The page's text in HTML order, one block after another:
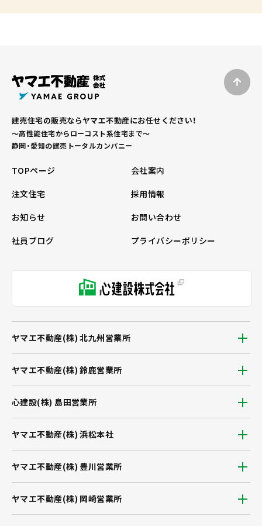
建売住宅の販売ならヤマエ不動産にお任せください！
～高性能住宅からローコスト系住宅まで～
静岡・愛知の建売トータルカンパニー
TOPページ
会社案内
注文住宅
採用情報
お知らせ
お問い合わせ
社員ブログ
プライバシーポリシー
ヤマエ不動産(株) 浜松本社
ヤマエ不動産(株) 豊川営業所
ヤマエ不動産(株) 岡崎営業所
ヤマエ不動産(株) 北九州営業所
ヤマエ不動産(株) 鈴鹿営業所
心建設(株) 島田営業所